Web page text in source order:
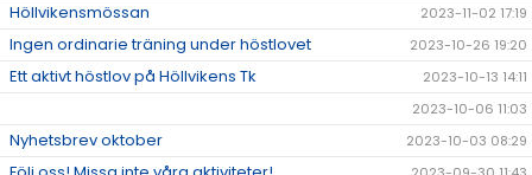
Höllvikensmössan 2023-11-02 17:19
Ingen ordinarie träning under höstlovet 2023-10-26 19:20
Ett aktivt höstlov på Höllvikens Tk
2023-10-13 14:11
2023-10-06 11:03
Nyhetsbrev oktober 2023-10-03 08:29